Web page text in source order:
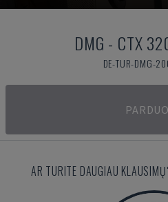
DMG - CTX
DE-TUR-DMG-
AR TURITE DAUGIAU